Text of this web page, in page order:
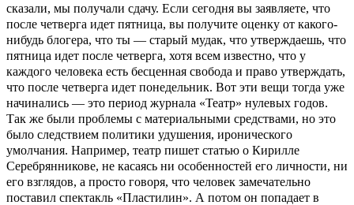
сказали, мы получали сдачу. Если сегодня вы заявляете, что
после четверга идет пятница, вы получите оценку от какого-
нибудь блогера, что ты — старый мудак, что утверждаешь, что
пятница идет после четверга, хотя всем известно, что у
каждого человека есть бесценная свобода и право утверждать,
что после четверга идет понедельник. Вот эти вещи тогда уже
начинались — это период журнала «Театр» нулевых годов.
Так же были проблемы с материальными средствами, но это
было следствием политики удушения, иронического
умолчания. Например, театр пишет статью о Кирилле
Серебрянникове, не касаясь ни особенностей его личности, ни
его взглядов, а просто говоря, что человек замечательно
поставил спектакль «Пластилин». А потом он попадает в